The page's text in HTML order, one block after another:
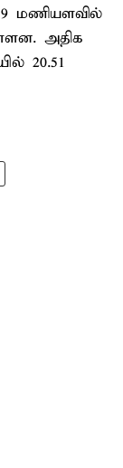
9 மணியளவில்
அதிக
20.51